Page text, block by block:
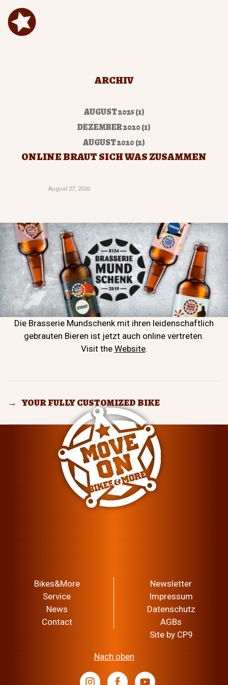
ARCHIV
AUGUST 2025(1)
DEZEMBER 2020(1)
AUGUST 2020(2)
ONLINE BRAUT SICH WAS ZUSAMMEN
August 27, 2020
Die Brasserie Mundschenk mit ihren leidenschaftlich
gebrauten Bieren ist jetzt auch online vertreten.
Visit the Website.
→ YOUR FULLY CUSTOMIZED BIKE
Bikes&More
Service
News
Contact
Newsletter
Impressum
Datenschutz
AGBs
Site by CP9
Nach oben